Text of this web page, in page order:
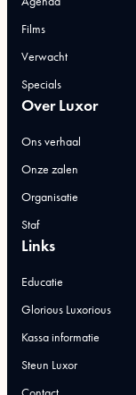
Films
Verwacht
Specials
Over Luxor
Ons verhaal
Onze zalen
Organisatie
Staf
Links
Educatie
Glorious Luxorious
Kassa informatie
Steun Luxor